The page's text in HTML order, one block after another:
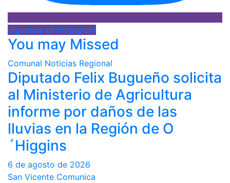
Síguenos en Instagram
You may Missed
Comunal Noticias Regional
Diputado Felix Bugueño solicita
al Ministerio de Agricultura
informe por daños de las
lluvias en la Región de O
´Higgins
6 de agosto de 2026
San Vicente Comunica